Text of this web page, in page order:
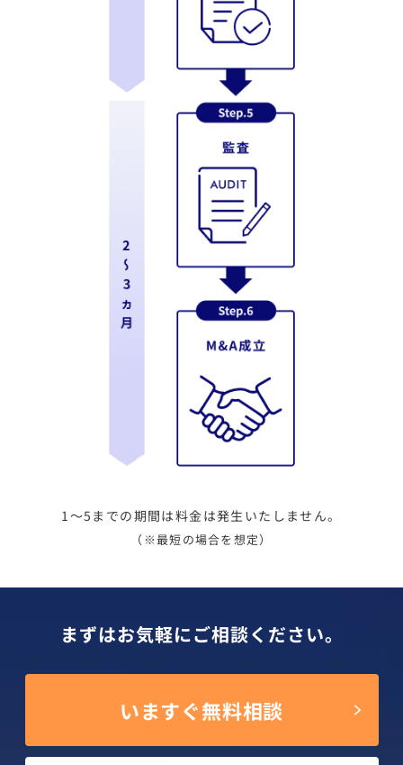
1～5までの期間は料金は発生いたしません。
（※最短の場合を想定）
まずはお気軽にご相談ください。
いますぐ無料相談